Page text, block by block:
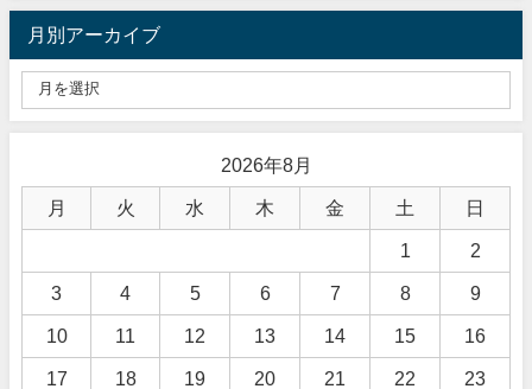
月別アーカイブ
2026年8月
月 火 水 木 金 土 日
1 2
3 4 5 6 7 8 9
10 11 12 13 14 15 16
17 18 19 20 21 22 23